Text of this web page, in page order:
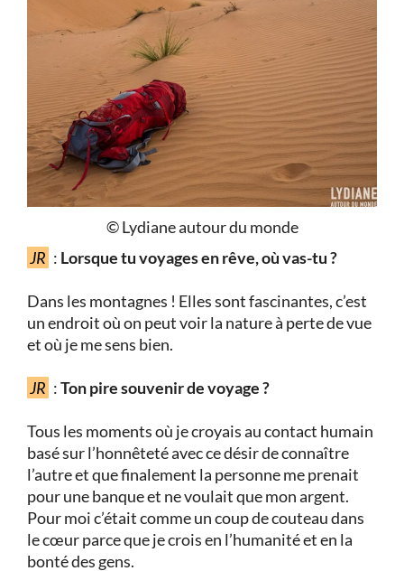
© Lydiane autour du monde
JR : Lorsque tu voyages en rêve, où vas-tu ?
Dans les montagnes ! Elles sont fascinantes, c’est
un endroit où on peut voir la nature à perte de vue
et où je me sens bien.
JR :Ton pire souvenir de voyage ?
Tous les moments où je croyais au contact humain
basé sur l’honnêteté avec ce désir de connaître
l’autre et que finalement la personne me prenait
pour une banque et ne voulait que mon argent.
Pour moi c’était comme un coup de couteau dans
le cœur parce que je crois en l’humanité et en la
bonté des gens.